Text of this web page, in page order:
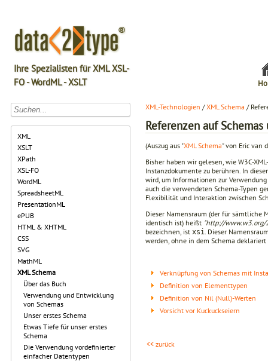
Ihre Spezialisten für XML XSL-
FO - WordML - XSLT
XML
XSLT
XPath
XSL-FO
WordML
SpreadsheetML
PresentationML
ePUB
HTML & XHTML
CSS
SVG
MathML
XML Schema
Über das Buch
Verwendung und Entwicklung
von Schemas
Unser erstes Schema
Etwas Tiefe für unser erstes
Schema
Die Verwendung vordefinierter
einfacher Datentypen
XML-Technologien /XML Schema /
Referenzen auf
(Auszug aus "XML Schema" von Eric van
Bisher haben wir gelesen, wie W3C-
Instanzdokumente zu berühren. In
wird, um Informationen zur
auch die verwendeten Schema-Typen
Flexibilität und Interaktion zwischen
Dieser Namensraum (der für sämtliche
identisch ist) heißt "http://www.w3.org/
bezeichnen, ist xsi . Dieser
werden, ohne in dem Schema
Verknüpfung von Schemas mit
Definition von Elementtypen
Definition von Nil (Null)-Werten
Vorsicht vor Kuckuckseiern
<< zurück